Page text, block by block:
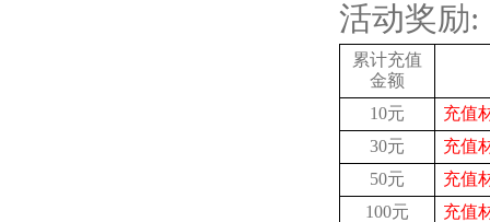
活动奖励:
累计充值
金额
10元
充值
30元
充值
50元
充值
100元
充值